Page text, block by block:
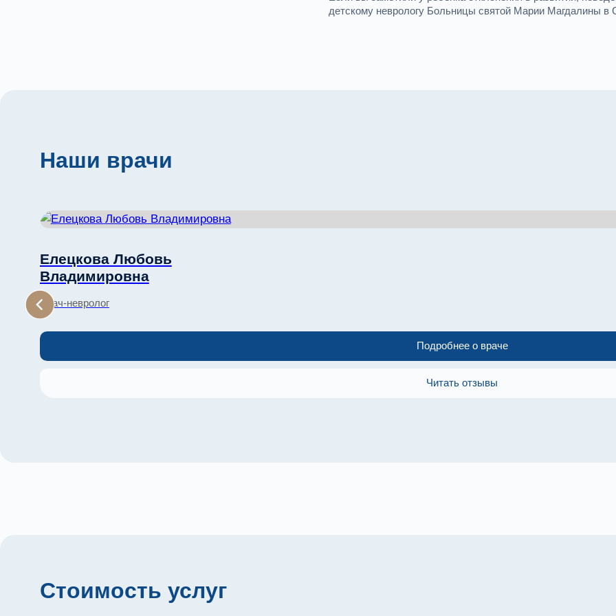
детскому неврологу Больницы святой Марии Магдалины в
Наши врачи
Елецкова Любовь
Владимировна
Врач-невролог
Подробнее о враче
Читать отзывы
Стоимость услуг